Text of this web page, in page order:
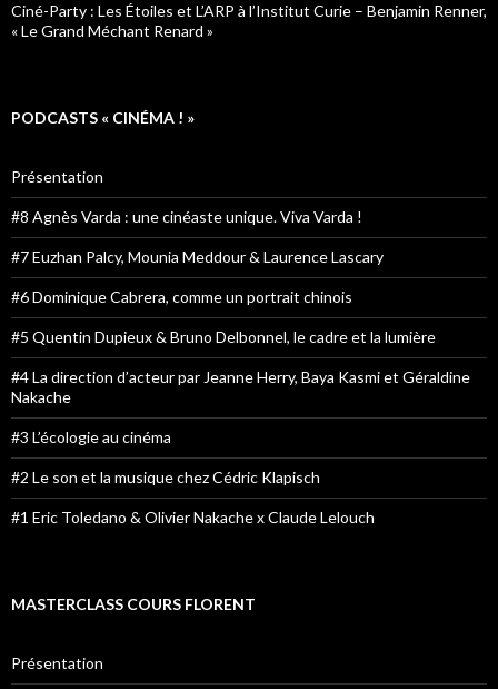
Ciné-Party : Les Étoiles et L’ARP à l’Institut Curie – Benjamin Renner,
« Le Grand Méchant Renard »
PODCASTS « CINÉMA ! »
Présentation
#8 Agnès Varda : une cinéaste unique. Viva Varda !
#7 Euzhan Palcy, Mounia Meddour & Laurence Lascary
#6 Dominique Cabrera, comme un portrait chinois
#5 Quentin Dupieux & Bruno Delbonnel, le cadre et la lumière
#4 La direction d’acteur par Jeanne Herry, Baya Kasmi et Géraldine
Nakache
#3 L’écologie au cinéma
#2 Le son et la musique chez Cédric Klapisch
#1 Eric Toledano & Olivier Nakache x Claude Lelouch
MASTERCLASS COURS FLORENT
Présentation